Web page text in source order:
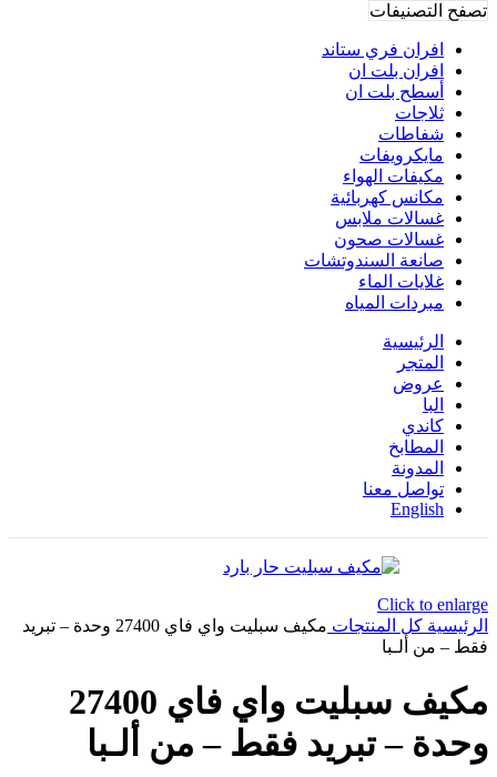
تصفح التصنيفات
افران فري ستاند
افران بلت ان
أسطح بلت ان
ثلاجات
شفاطات
مايكرويفات
مكيفات الهواء
مكانس كهربائية
غسالات ملابس
غسالات صحون
صانعة السندوتشات
غلايات الماء
مبردات المياه
الرئيسية
المتجر
عروض
البا
كاندي
المطابخ
المدونة
تواصل معنا
English
Click to enlarge
الرئيسية كل المنتجات
مكيف سبليت واي فاي 27400 وحدة – تبريد
فقط – من ألـبا
مكيف سبليت واي فاي 27400
وحدة – تبريد فقط – من ألـبا